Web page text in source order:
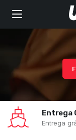
Entrega
Entrega